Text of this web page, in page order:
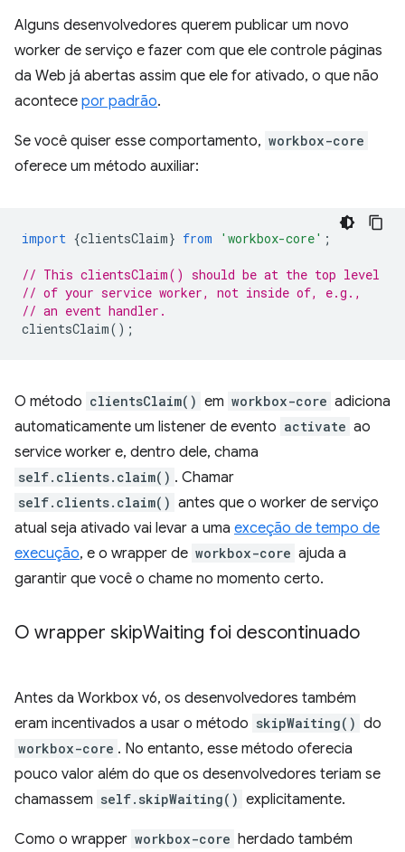
Alguns desenvolvedores querem publicar um novo
worker de serviço e fazer com que ele controle páginas
da Web já abertas assim que ele for ativado, o que não
acontece por padrão.
Se você quiser esse comportamento, workbox-core
oferece um método auxiliar:
import {clientsClaim} from 'workbox-core' ;
// This clientsClaim() should be at the top level
// of your service worker, not inside of, e.g.,
// an event handler.
clientsClaim();
O método clientsClaim() em workbox-core adiciona
automaticamente um listener de evento activate ao
service worker e, dentro dele, chama
self.clients.claim() . Chamar
self.clients.claim() antes que o worker de serviço
atual seja ativado vai levar a uma exceção de tempo de
execução, e o wrapper de workbox-core ajuda a
garantir que você o chame no momento certo.
O wrapper skipWaiting foi descontinuado
Antes da Workbox v6, os desenvolvedores também
eram incentivados a usar o método skipWaiting() do
workbox-core . No entanto, esse método oferecia
pouco valor além do que os desenvolvedores teriam se
chamassem self.skipWaiting() explicitamente.
Como o wrapper workbox-core herdado também